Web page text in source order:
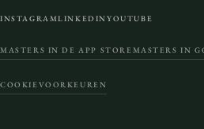
INSTAGRAMLINKEDINYOUTUBE
MASTERS IN DE APP STOREMASTERS IN
COOKIEVOORKEUREN